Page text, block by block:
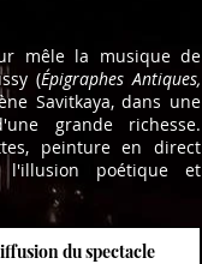
mêle la musique de
(Épigraphes Antiques,
Savitkaya, dans une
grande richesse.
peinture en direct
poétique et
du spectacle